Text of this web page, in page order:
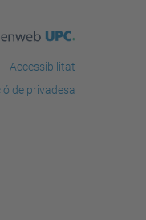
Accessibilitat
de privadesa